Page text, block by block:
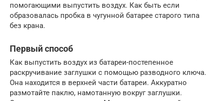
помогающими выпустить воздух. Как быть если
образовалась пробка в чугунной батарее старого типа
без крана.
Первый способ
Как выпустить воздух из батареи-постепенное
раскручивание заглушки с помощью разводного ключа.
Она находится в верхней части батареи. Аккуратно
размотайте паклю, намотанную вокруг заглушки.